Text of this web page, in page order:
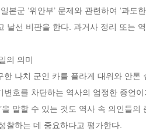
본군 ‘위안부’ 문제와 관련하여 ‘과
날선 비판을 한다. 과거사 정리 또는
의 의미
한 나치 군인 카를 플라게 대위와 안
변호를 차단하는 역사의 엄정한 증언
을 말할 수 있는 것도 역사 속 의인들
찰하는 데 중요하다고 평가한다.